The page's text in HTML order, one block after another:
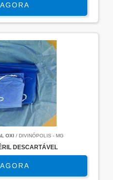
OXI/ DIVINÓPOLIS - MG
DESCARTÁVEL